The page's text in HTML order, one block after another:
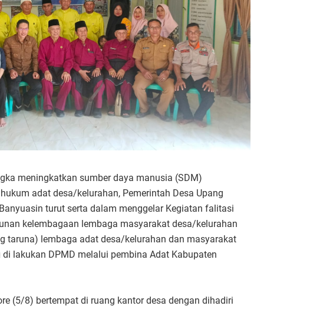
meningkatkan sumber daya manusia (SDM)
adat desa/kelurahan, Pemerintah Desa Upang
turut serta dalam menggelar Kegiatan falitasi
kelembagaan lembaga masyarakat desa/kelurahan
taruna) lembaga adat desa/kelurahan dan masyarakat
lakukan DPMD melalui pembina Adat Kabupaten
(5/8) bertempat di ruang kantor desa dengan dihadiri